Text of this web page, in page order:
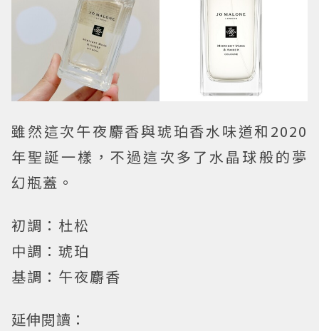
雖然這次午夜麝香與琥珀香水味道和2020
年聖誕一樣，不過這次多了水晶球般的夢
幻瓶蓋。
初調：杜松
中調：琥珀
基調：午夜麝香
延伸閱讀：